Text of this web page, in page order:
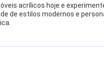
acrílicos hoje e
de estilos modernos e